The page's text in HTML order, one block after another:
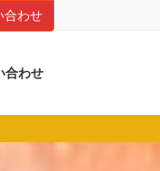
合わせ
合わせ